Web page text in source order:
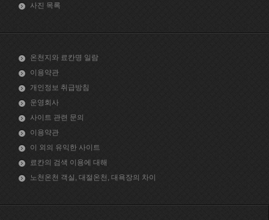
사진 목록
온천지와 료칸명 일람
이용약관
개인정보 취급방침
운영회사
사이트 관련 문의
이용약관
이 외의 유익한 사이트
료칸의 검색 이용에 대해
노천온천 객실, 대절온천, 대욕장의 차이